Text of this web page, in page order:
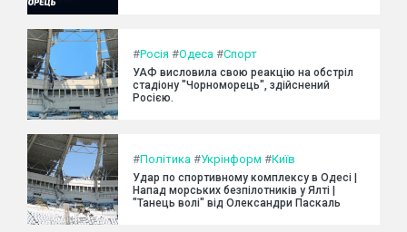
#Росія #Одеса #Спорт
УАФ висловила свою реакцію на обстріл
стадіону "Чорноморець", здійснений
Росією.
#Політика #Укрінформ #Київ
Удар по спортивному комплексу в Одесі |
Напад морських безпілотників у Ялті |
"Танець волі" від Олександри Паскаль